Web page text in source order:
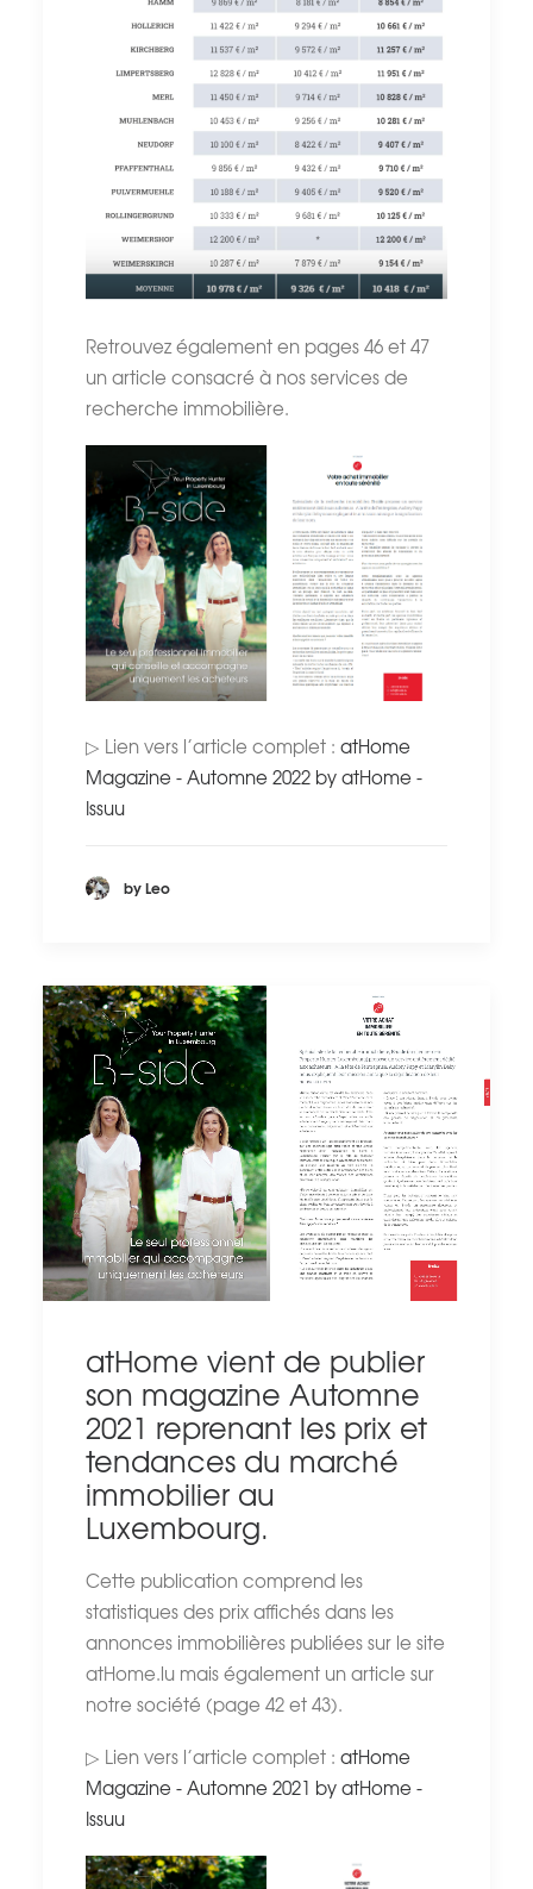
Retrouvez également en pages 46 et 47
un article consacré à nos services de
recherche immobilière.
▷ Lien vers l’article complet : atHome
Magazine - Automne 2022 by atHome -
Issuu
by Leo
atHome vient de publier
son magazine Automne
2021 reprenant les prix et
tendances du marché
immobilier au
Luxembourg.
Cette publication comprend les
statistiques des prix affichés dans les
annonces immobilières publiées sur le site
atHome.lu mais également un article sur
notre société (page 42 et 43).
▷ Lien vers l’article complet : atHome
Magazine - Automne 2021 by atHome -
Issuu